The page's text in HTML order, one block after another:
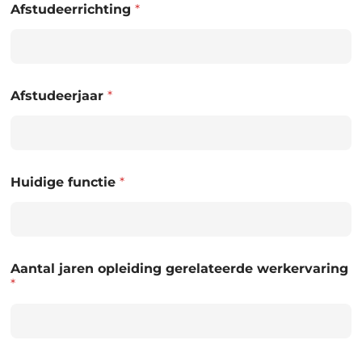
Afstudeerrichting *
Afstudeerjaar *
Huidige functie *
Aantal jaren opleiding gerelateerde werkervaring
*